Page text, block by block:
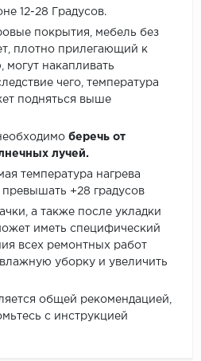
12-28 Градусов.
покрытия, мебель без
плотно прилегающий к
накапливать
чего, температура
подняться выше
беречь от
лучей.
температура нагрева
превышать +28 градусов
а также после укладки
иметь специфический
всех ремонтных работ
уборку и увеличить
общей рекомендацией,
с инструкцией